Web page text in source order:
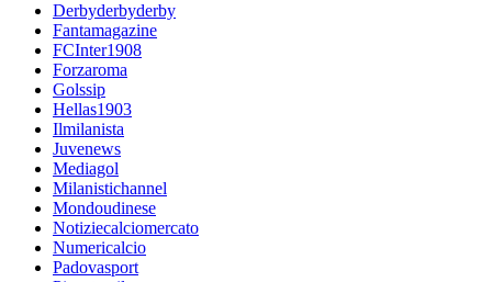
Derbyderbyderby
Fantamagazine
FCInter1908
Forzaroma
Golssip
Hellas1903
Ilmilanista
Juvenews
Mediagol
Milanistichannel
Mondoudinese
Notiziecalciomercato
Numericalcio
Padovasport